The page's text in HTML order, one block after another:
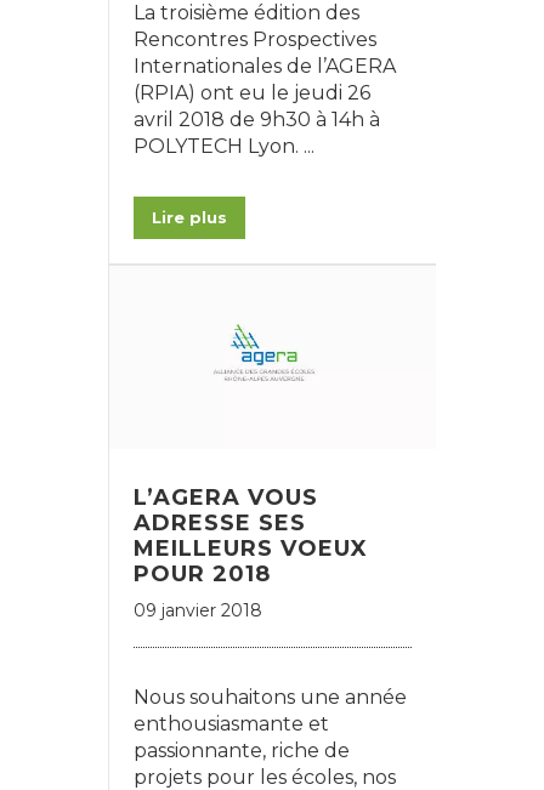
La troisième édition des
Rencontres Prospectives
Internationales de l’AGERA
(RPIA) ont eu le jeudi 26
avril 2018 de 9h30 à 14h à
POLYTECH Lyon. ...
Lire plus
L’AGERA VOUS
ADRESSE SES
MEILLEURS VOEUX
POUR 2018
09 janvier 2018
Nous souhaitons une année
enthousiasmante et
passionnante, riche de
projets pour les écoles, nos